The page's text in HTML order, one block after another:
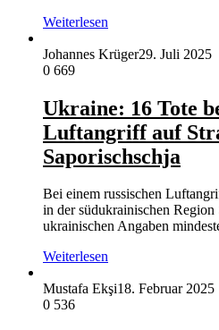
Weiterlesen
Johannes Krüger29. Juli 2025
0 669
Ukraine: 16 Tote
Luftangriff auf
Saporischschja
Bei einem russischen
in der südukrainischen Region
ukrainischen Angaben
Weiterlesen
Mustafa Ekşi18. Februar 2025
0 536